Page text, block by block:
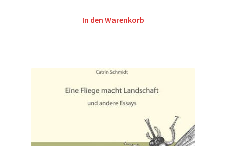
In den Warenkorb